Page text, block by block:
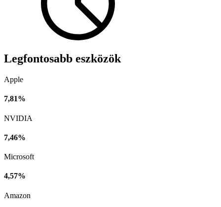
Legfontosabb eszközök
Apple
7,81%
NVIDIA
7,46%
Microsoft
4,57%
Amazon